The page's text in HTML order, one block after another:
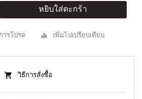
หยิบใส่ตะกร้า
ารโปรด เพิ่มไปเปรียบเทียบ
วิธีการสั่งซื้อ